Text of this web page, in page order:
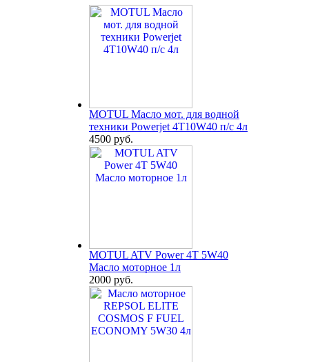
MOTUL Масло мот. для водной
техники Powerjet 4T10W40 п/с 4л
4500 руб.
MOTUL ATV Power 4T 5W40
Масло моторное 1л
2000 руб.